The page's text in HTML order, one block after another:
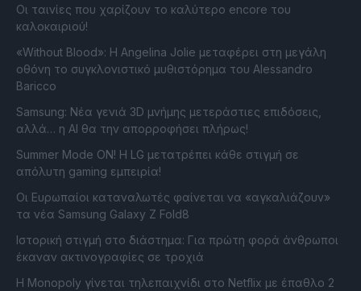
Οι ταινίες που χαρίζουν το καλύτερο encore του
καλοκαιριού!
«Without Blood»: Η Angelina Jolie μεταφέρει στη μεγάλη
οθόνη το συγκλονιστικό μυθιστόρημα του Alessandro
Baricco
Samsung: Νέα γενιά 3D μνήμης μετεράστιες επιδόσεις,
αλλά… η AI θα την απορροφήσει πλήρως!
Summer Mode ON! Η LG μετατρέπει κάθε στιγμή σε
απόλυτη gaming εμπειρία!
Οι Ευρωπαίοι καταναλωτές φαίνεται να «αγκαλιάζουν»
τα νέα Samsung Galaxy Z Fold8
Ιστορική στιγμή στο διάστημα: Για πρώτη φορά άνθρωποι
έκαναν ακτινογραφίες σε τροχιά
Η Monopoly γίνεται τηλεπαιχνίδι στο Netflix με έπαθλο 2